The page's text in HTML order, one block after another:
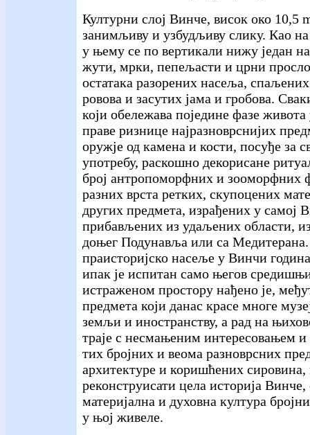
Културни слој Винче, висок око 10,5
занимљиву и узбудљиву слику. Као
у њему се по вертикали нижу један
жути, мрки, пепељасти и црни
остатака разорених насеља,
ровова и засутих јама и гробова.
који обележава поједине фазе
праве ризнице најразноврснијих
оружје од камена и кости, посуђе за
употребу, раскошно декорисане
број антропоморфних и зооморфних
разних врста ретких, скупоцених
других предмета, израђених у самој
прибављених из удаљених области,
доњег Подунавља или са
праисторијско насеље у Винчи
ипак је испитан само његов
истраженом простору нађено је,
предмета који данас красе многе
земљи и иностранству, а рад на
траје с несмањеним интересовањем
тих бројних и веома разноврсних
архитектуре и коришћених
реконструисати цела историја
материјална и духовна култура
у њој живеле.